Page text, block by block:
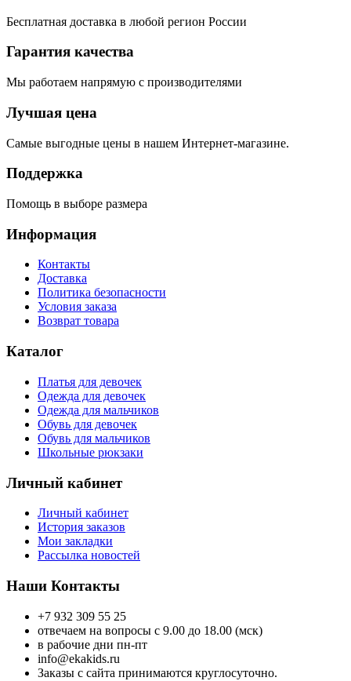
Бесплатная доставка в любой регион России
Гарантия качества
Мы работаем напрямую с производителями
Лучшая цена
Самые выгодные цены в нашем Интернет-магазине.
Поддержка
Помощь в выборе размера
Информация
Контакты
Доставка
Политика безопасности
Условия заказа
Возврат товара
Каталог
Платья для девочек
Одежда для девочек
Одежда для мальчиков
Обувь для девочек
Обувь для мальчиков
Школьные рюкзаки
Личный кабинет
Личный кабинет
История заказов
Мои закладки
Рассылка новостей
Наши Контакты
+7 932 309 55 25
отвечаем на вопросы с 9.00 до 18.00 (мск)
в рабочие дни пн-пт
info@ekakids.ru
Заказы с сайта принимаются круглосуточно.